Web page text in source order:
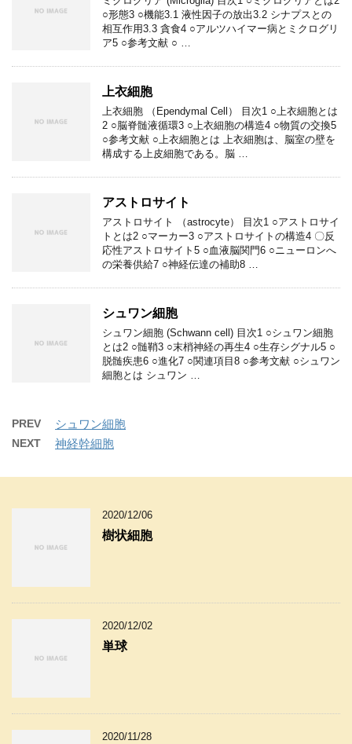
○形態3 ○機能3.1 液性因子の放出3.2 シナプスとの
相互作用3.3 貪食4 ○アルツハイマー病とミクログリ
ア5 ○参考文献 ○ …
上衣細胞
上衣細胞 （Ependymal Cell） 目次1 ○上衣細胞とは
2 ○脳脊髄液循環3 ○上衣細胞の構造4 ○物質の交換5
○参考文献 ○上衣細胞とは 上衣細胞は、脳室の壁を
構成する上皮細胞である。脳 …
アストロサイト
アストロサイト （astrocyte） 目次1 ○アストロサイ
トとは2 ○マーカー3 ○アストロサイトの構造4 〇反
応性アストロサイト5 ○血液脳関門6 ○ニューロンへ
の栄養供給7 ○神経伝達の補助8 …
シュワン細胞
シュワン細胞 (Schwann cell) 目次1 ○シュワン細胞
とは2 ○髄鞘3 ○末梢神経の再生4 ○生存シグナル5 ○
脱髄疾患6 ○進化7 ○関連項目8 ○参考文献 ○シュワン
細胞とは シュワン …
PREV シュワン細胞
NEXT 神経幹細胞
2020/12/06
樹状細胞
2020/12/02
単球
2020/11/28